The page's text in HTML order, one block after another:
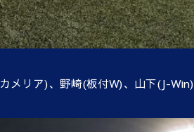
カメリア)、野崎(板付W)、山下(J-Win)